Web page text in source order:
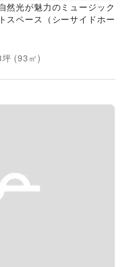
然光が魅力のミュージック
スペース（シーサイドホー
坪 (93 ㎡)